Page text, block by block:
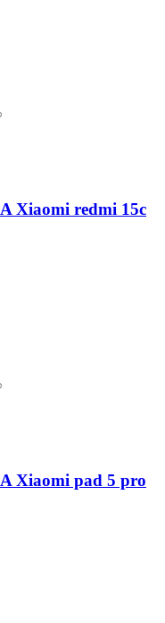
Xiaomi redmi 15c
Xiaomi pad 5 pro